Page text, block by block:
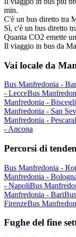
min.
C'è un bus diretto tra
Sì, c'è un bus diretto
Quanta CO2 emette
Il viaggio in bus da
Vai locale da
Bus Manfredonia -
- LecceBus
Manfredonia -
Manfredonia - San
Manfredonia - Pescara
- Ancona
Percorsi di
Bus Manfredonia -
Manfredonia -
- NapoliBus
Manfredonia - Bari
FirenzeBus
Fughe del fine